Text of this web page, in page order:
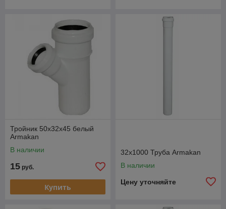
Тройник 50х32х45 белый
Armakan
В наличии
15 руб.
Купить
32х1000 Труба Armakan
В наличии
Цену уточняйте